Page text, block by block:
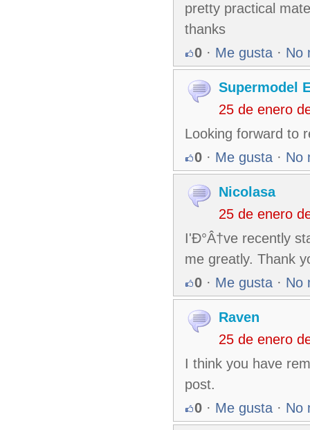
pretty practical
thanks
0 · Me gusta · No
Supermodel
25 de enero
Looking forward to
0 · Me gusta · No
Nicolasa
25 de enero
I'Ð°Â†ve recently
me greatly. Thank
0 · Me gusta · No
Raven
25 de enero
I think you have
post.
0 · Me gusta · No